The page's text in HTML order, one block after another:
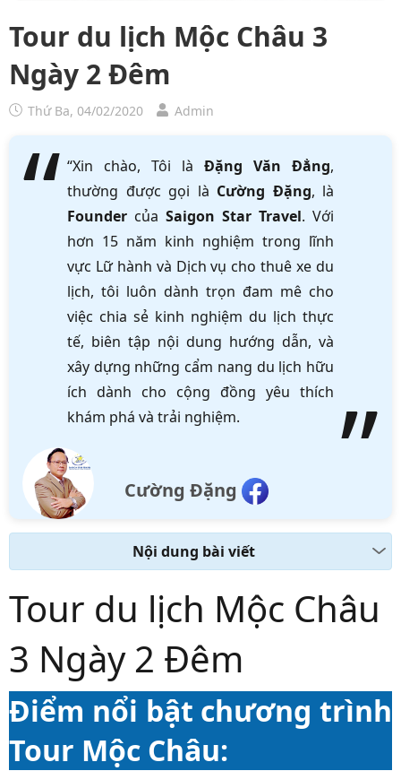
Tour du lịch Mộc Châu 3
Ngày 2 Đêm
Thứ Ba, 04/02/2020 Admin
“Xin chào, Tôi là Đặng Văn Đẳng,
thường được gọi là Cường Đặng, là
Founder của Saigon Star Travel. Với
hơn 15 năm kinh nghiệm trong lĩnh
vực Lữ hành và Dịch vụ cho thuê xe du
lịch, tôi luôn dành trọn đam mê cho
việc chia sẻ kinh nghiệm du lịch thực
tế, biên tập nội dung hướng dẫn, và
xây dựng những cẩm nang du lịch hữu
ích dành cho cộng đồng yêu thích
khám phá và trải nghiệm.
Cường Đặng
Nội dung bài viết
Tour du lịch Mộc Châu
3 Ngày 2 Đêm
Điểm nổi bật chương trình
Tour Mộc Châu: